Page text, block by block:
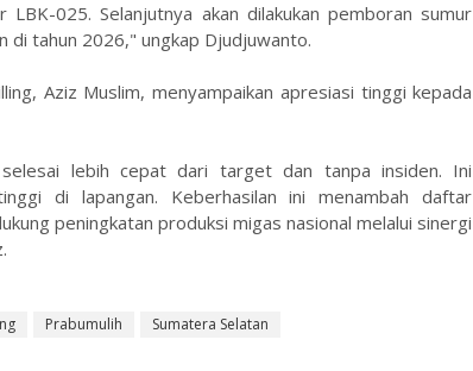
LBK-025. Selanjutnya akan dilakukan pemboran sumur
di tahun 2026," ungkap Djudjuwanto.
Aziz Muslim, menyampaikan apresiasi tinggi kepada
lebih cepat dari target dan tanpa insiden. Ini
di lapangan. Keberhasilan ini menambah daftar
peningkatan produksi migas nasional melalui sinergi
Prabumulih Sumatera Selatan